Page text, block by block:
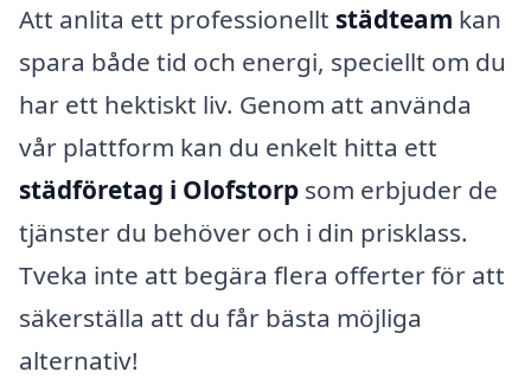
Att anlita ett professionellt städteam kan
spara både tid och energi, speciellt om du
har ett hektiskt liv. Genom att använda
vår plattform kan du enkelt hitta ett
städföretag i Olofstorp som erbjuder de
tjänster du behöver och i din prisklass.
Tveka inte att begära flera offerter för att
säkerställa att du får bästa möjliga
alternativ!